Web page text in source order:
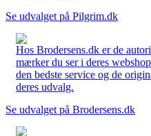
Se udvalget på Pilgrim.dk
Hos Brodersens.dk er de
mærker du ser i deres
den bedste service og de
deres udvalg.
Se udvalget på Brodersens.dk